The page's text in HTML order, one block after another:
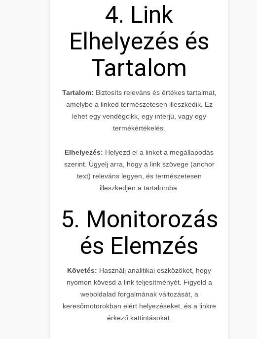
4. Link
Elhelyezés és
Tartalom
Tartalom: Biztosíts releváns és értékes tartalmat,
amelybe a linked természetesen illeszkedik. Ez
lehet egy vendégcikk, egy interjú, vagy egy
termékértékelés.
Elhelyezés: Helyezd el a linket a megállapodás
szerint. Ügyelj arra, hogy a link szövege (anchor
text) releváns legyen, és természetesen
illeszkedjen a tartalomba.
5. Monitorozás
és Elemzés
Követés: Használj analitikai eszközöket, hogy
nyomon kövesd a link teljesítményét. Figyeld a
weboldalad forgalmának változását, a
keresőmotorokban elért helyezéseket, és a linkre
érkező kattintásokat.